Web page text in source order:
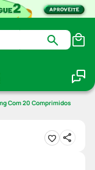
Com 20 Comprimidos